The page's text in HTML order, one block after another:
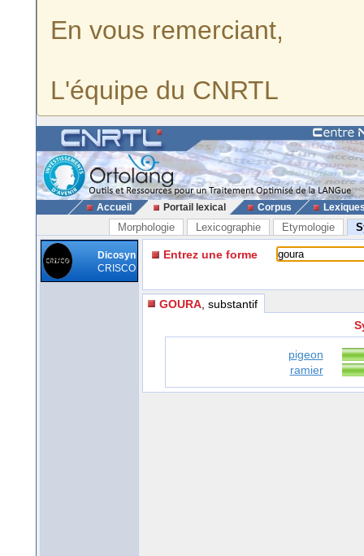
En vous remerciant,
L'équipe du CNRTL
Accueil Portail lexical Corpus
Morphologie Lexicographie Etymologie
Dicosyn
CRISCO
Entrez une forme
GOURA , substantif
pigeon
ramier